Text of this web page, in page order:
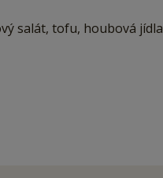
salát, tofu, houbová jídla